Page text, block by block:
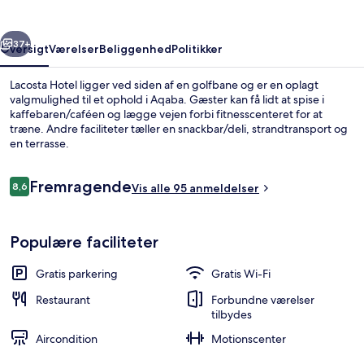
Næste
37+
OversigtVærelserBeliggenhedPolitikker
Lacosta Hotel ligger ved siden af en golfbane og er en oplagt
valgmulighed til et ophold i Aqaba. Gæster kan få lidt at spise i
kaffebaren/caféen og lægge vejen forbi fitnesscenteret for at
træne. Andre faciliteter tæller en snackbar/deli, strandtransport og
en terrasse.
Anmeldelser
8,68,6 ud af 10.
FremragendeVis alle 95 anmeldelser
Populære faciliteter
Gratis parkering
Gratis Wi-Fi
Restaurant
Forbundne værelser
tilbydes
Aircondition
Motionscenter